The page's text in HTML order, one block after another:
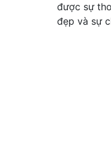
được sự
đẹp và sự